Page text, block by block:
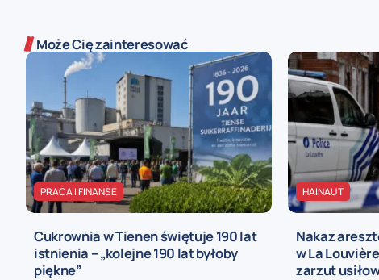
Może Cię zainteresować
PRACA I FINANSE
Cukrownia w Tienen świętuje 190 lat
istnienia – „kolejne 190 lat byłoby
piękne”
HAINAUT
Nakaz
w La
zarzut